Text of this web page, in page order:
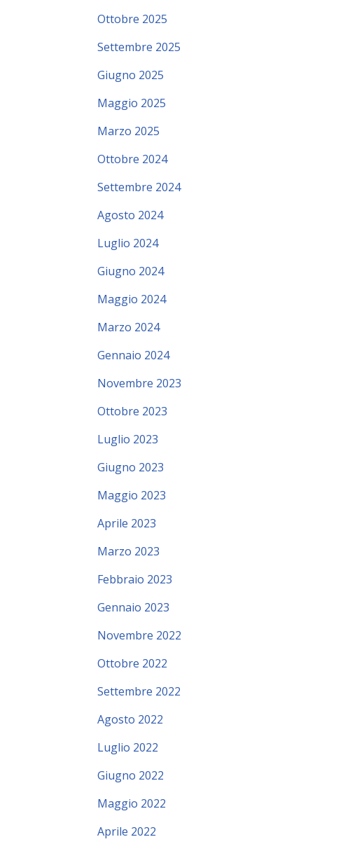
Ottobre 2025
Settembre 2025
Giugno 2025
Maggio 2025
Marzo 2025
Ottobre 2024
Settembre 2024
Agosto 2024
Luglio 2024
Giugno 2024
Maggio 2024
Marzo 2024
Gennaio 2024
Novembre 2023
Ottobre 2023
Luglio 2023
Giugno 2023
Maggio 2023
Aprile 2023
Marzo 2023
Febbraio 2023
Gennaio 2023
Novembre 2022
Ottobre 2022
Settembre 2022
Agosto 2022
Luglio 2022
Giugno 2022
Maggio 2022
Aprile 2022